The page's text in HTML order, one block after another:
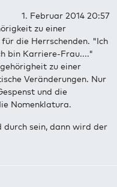
1. Februar 2014 20:57
zu einer
die Herrschenden. "Ich
bin Karriere-Frau...."
zu einer
Veränderungen. Nur
und die
Nomenklatura.
sein, dann wird der